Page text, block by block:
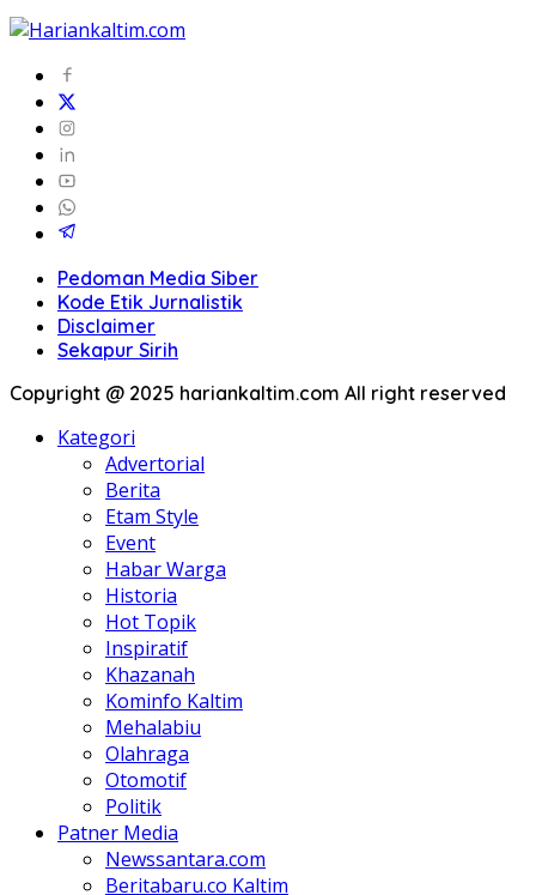
Pedoman Media Siber
Kode Etik Jurnalistik
Disclaimer
Sekapur Sirih
Copyright @ 2025 hariankaltim.com All right reserved
Kategori
Advertorial
Berita
Etam Style
Event
Habar Warga
Historia
Hot Topik
Inspiratif
Khazanah
Kominfo Kaltim
Mehalabiu
Olahraga
Otomotif
Politik
Patner Media
Newssantara.com
Beritabaru.co Kaltim